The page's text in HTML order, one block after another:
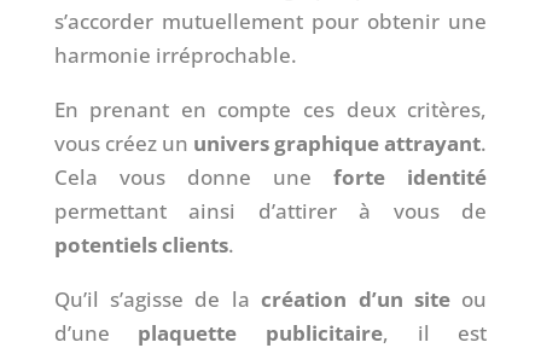
s’accorder mutuellement pour obtenir une
harmonie irréprochable.
En prenant en compte ces deux critères,
vous créez un univers graphique attrayant.
Cela vous donne uneforte identité
permettant ainsi d’attirer à vous de
potentiels clients.
Qu’il s’agisse de lacréation d’un siteou
d’une plaquette publicitaire, il est